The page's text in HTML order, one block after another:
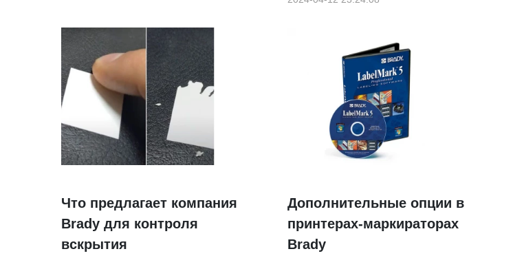
Что предлагает компания
Brady для контроля
вскрытия
Дополнительные опции в
принтерах-маркираторах
Brady